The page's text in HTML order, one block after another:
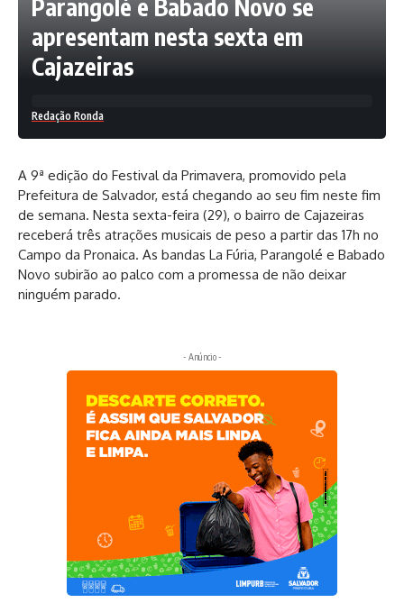
Parangolé e Babado Novo se
apresentam nesta sexta em
Cajazeiras
Redação Ronda
A 9ª edição do Festival da Primavera, promovido pela
Prefeitura de Salvador, está chegando ao seu fim neste fim
de semana. Nesta sexta-feira (29), o bairro de Cajazeiras
receberá três atrações musicais de peso a partir das 17h no
Campo da Pronaica. As bandas La Fúria, Parangolé e Babado
Novo subirão ao palco com a promessa de não deixar
ninguém parado.
- Anúncio -